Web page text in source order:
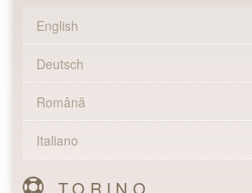
English
Deutsch
Română
Italiano
TORINO